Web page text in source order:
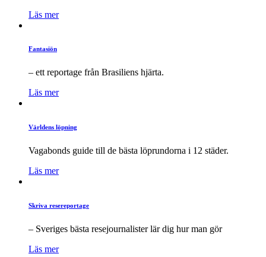
Läs mer
Fantasiön
– ett reportage från Brasiliens hjärta.
Läs mer
Världens löpning
Vagabonds guide till de bästa löprundorna i 12 städer.
Läs mer
Skriva resereportage
– Sveriges bästa resejournalister lär dig hur man gör
Läs mer